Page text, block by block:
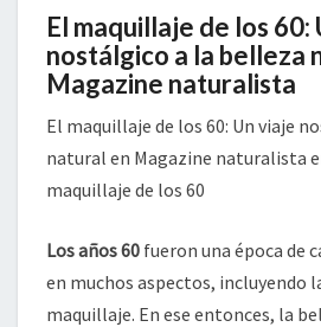
El maquillaje de los 60:
nostálgico a la belleza
Magazine naturalista
El maquillaje de los 60: Un viaje
natural en Magazine naturalista
maquillaje de los 60
Los años 60 fueron una época de
en muchos aspectos, incluyendo
maquillaje. En ese entonces, la